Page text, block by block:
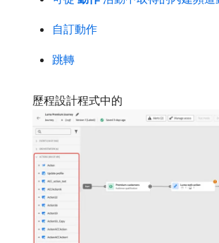
自訂動作
跳轉
歷程設計程式中的